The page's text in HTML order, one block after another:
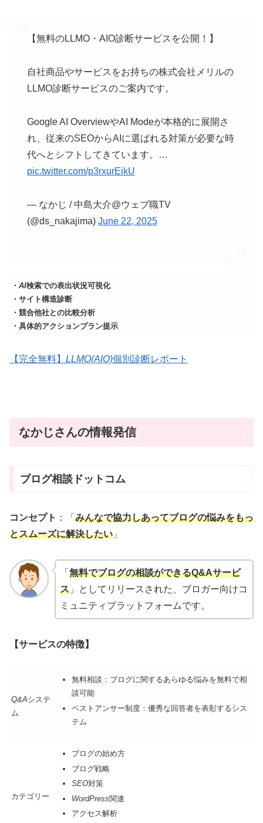
【無料のLLMO・AIO診断サービスを公開！】
自社商品やサービスをお持ちの株式会社メリルの
LLMO診断サービスのご案内です。
Google AI OverviewやAI Modeが本格的に展開さ
れ、従来のSEOからAIに選ばれる対策が必要な時
代へとシフトしてきています。…
pic.twitter.com/p3rxurEikU
— なかじ / 中島大介@ウェブ職TV
(@ds_nakajima) June 22, 2025
・ AI検索での表出状況可視化
・サイト構造診断
・競合他社との比較分析
・具体的アクションプラン提示
【完全無料】 LLMO(AIO)個別診断レポート
なかじさんの情報発信
ブログ相談ドットコム
コンセプト ：「 みんなで協力しあってブログの悩みをもっ
とスムーズに解決したい 」
「 無料でブログの相談ができるQ&Aサービ
ス」としてリリースされた、ブロガー向けコ
ミュニティプラットフォームです。
【サービスの特徴】
Q&Aシステ
ム
無料相談：ブログに関するあらゆる悩みを無料で相
談可能
ベストアンサー制度：優秀な回答者を表彰するシス
テム
カテゴリー
ブログの始め方
ブログ戦略
SEO対策
WordPress関連
アクセス解析